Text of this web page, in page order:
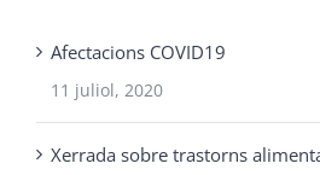
Afectacions COVID19
11 juliol, 2020
Xerrada sobre trastorns